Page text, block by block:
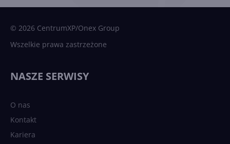
© 2026 CentrumXP/Onex Group
Wszelkie prawa zastrzeżone
NASZE SERWISY
O nas
Kontakt
Kariera